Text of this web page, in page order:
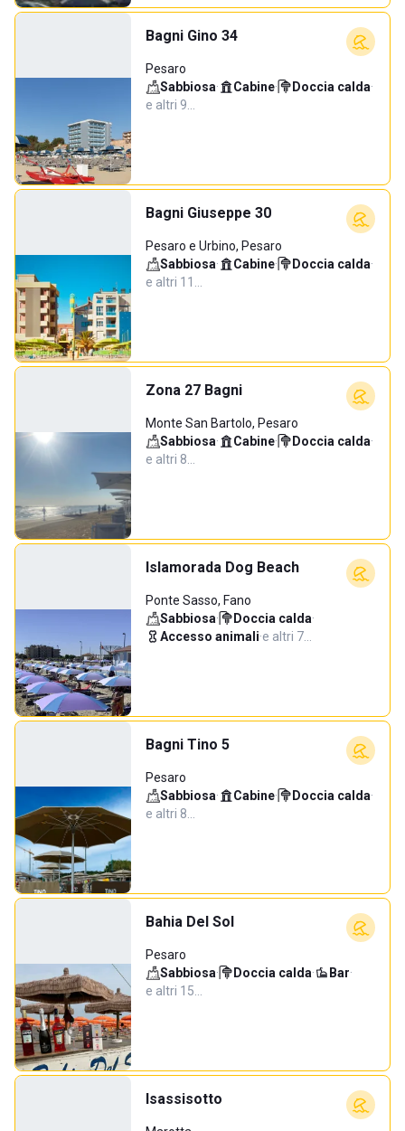
Bagni Gino 34
Pesaro
Sabbiosa· Cabine· Doccia calda·
e altri 9…
Bagni Giuseppe 30
Pesaro e Urbino, Pesaro
Sabbiosa· Cabine· Doccia calda·
e altri 11…
Zona 27 Bagni
Monte San Bartolo, Pesaro
Sabbiosa· Cabine· Doccia calda·
e altri 8…
Islamorada Dog Beach
Ponte Sasso, Fano
Sabbiosa· Doccia calda·
Accesso animali·e altri 7…
Bagni Tino 5
Pesaro
Sabbiosa· Cabine· Doccia calda·
e altri 8…
Bahia Del Sol
Pesaro
Sabbiosa· Doccia calda· Bar·
e altri 15…
Isassisotto